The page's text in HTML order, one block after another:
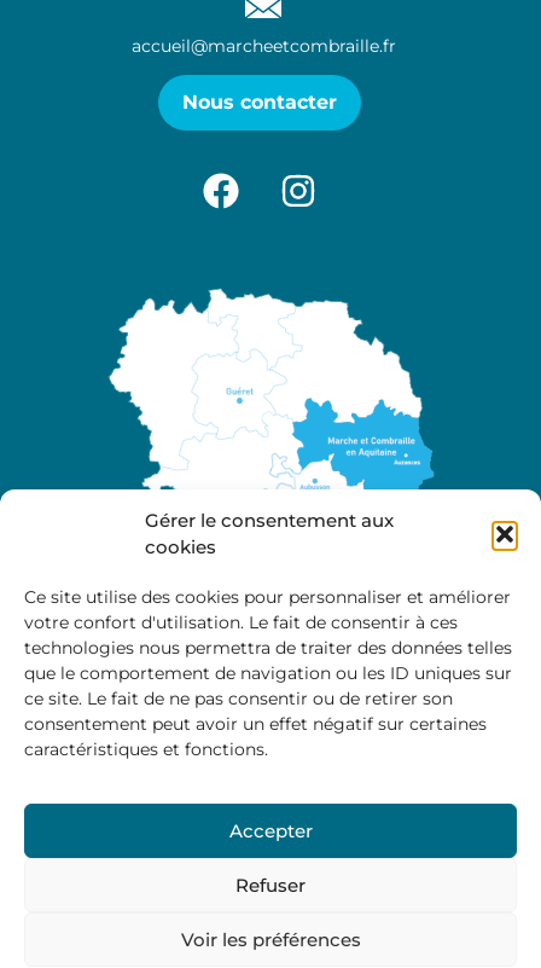
Gérer le consentement aux
cookies
Ce site utilise des cookies pour personnaliser et améliorer
votre confort d'utilisation. Le fait de consentir à ces
technologies nous permettra de traiter des données telles
que le comportement de navigation ou les ID uniques sur
ce site. Le fait de ne pas consentir ou de retirer son
consentement peut avoir un effet négatif sur certaines
caractéristiques et fonctions.
Accepter
Refuser
Voir les préférences
accueil@marcheetcombraille.fr
Nous contacter
A propos
Site officiel de la Communauté de Communes
Marche et Combraille en Aquitaine
Horaires d’ouverture :
9:00 – 12:00 / 14:00 – 17:00
Vendredi: 9:00 – 12:00
Mentions Légales–Politique des cookies